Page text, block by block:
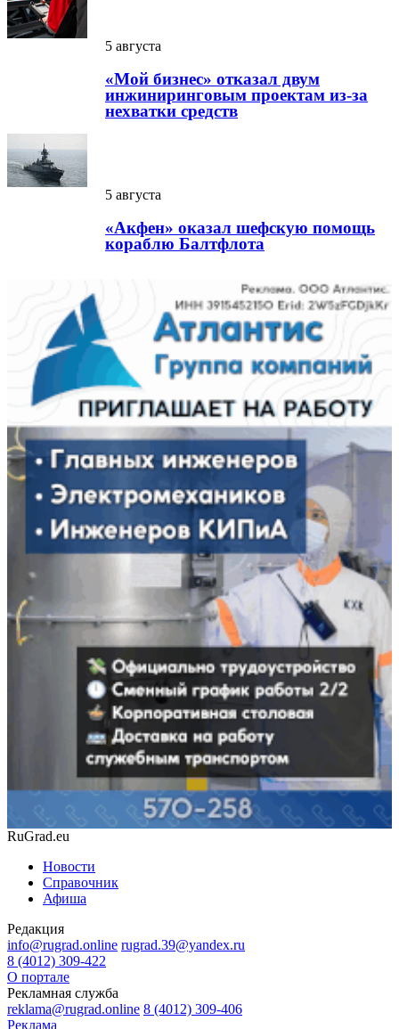
5 августа
«Мой бизнес» отказал двум
инжиниринговым проектам из-за
нехватки средств
5 августа
«Акфен» оказал шефскую помощь
кораблю Балтфлота
RuGrad.eu
Новости
Справочник
Афиша
Редакция
info@rugrad.online rugrad.39@yandex.ru
8 (4012) 309-422
О портале
Рекламная служба
reklama@rugrad.online 8 (4012) 309-406
Реклама